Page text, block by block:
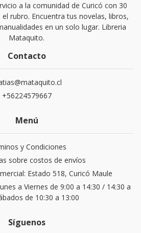
a la comunidad de Curicó con 30
rubro. Encuentra tus novelas, libros,
en un solo lugar. Libreria
Mataquito.
Contacto
+56224579667
Menú
y Condiciones
sobre costos de envíos
Estado 518, Curicó Maule
a Viernes de 9:00 a 14:30 / 14:30 a
de 10:30 a 13:00
Síguenos